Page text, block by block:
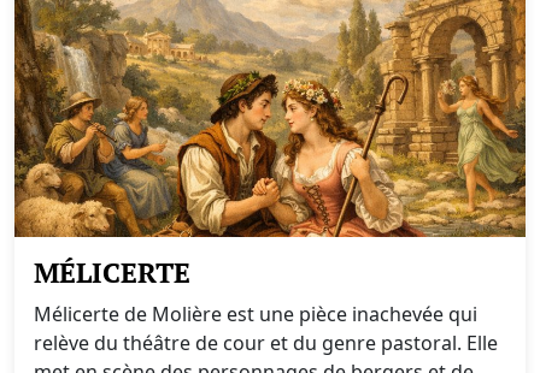
MÉLICERTE
Mélicerte de Molière est une pièce inachevée qui
relève du théâtre de cour et du genre pastoral. Elle